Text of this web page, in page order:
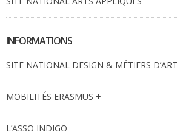
INFORMATIONS
SITE NATIONAL DESIGN & MÉTIERS D’ART
MOBILITÉS ERASMUS +
L’ASSO INDIGO